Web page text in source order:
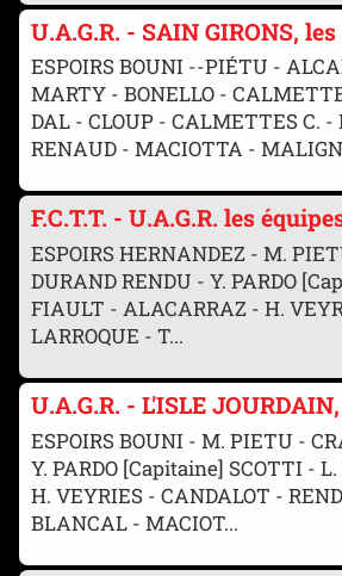
U.A.G.R. - SAIN GIRONS,
ESPOIRS BOUNI --PIÉTU -
MARTY - BONELLO -
DAL - CLOUP - CALMETTES C.
RENAUD - MACIOTTA -
F.C.T.T. - U.A.G.R. les
ESPOIRS HERNANDEZ - M.
DURAND RENDU - Y. PARDO
FIAULT - ALACARRAZ - H.
LARROQUE - T...
U.A.G.R. - L'ISLE
ESPOIRS BOUNI - M. PIETU -
Y. PARDO [Capitaine] SCOTTI -
H. VEYRIES - CANDALOT -
BLANCAL - MACIOT...